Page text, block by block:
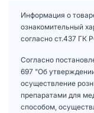
Информация о
ознакомительный
согласно ст.437 ГК
Согласно
697 "Об
осуществление
препаратами для
способом,